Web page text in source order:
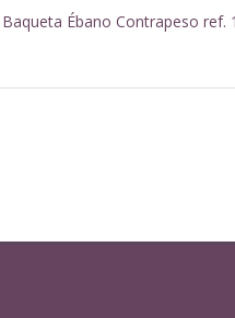
Baqueta Ébano Contrapeso ref.